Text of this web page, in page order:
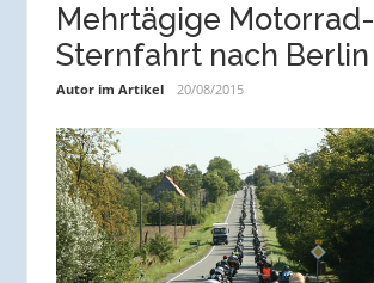
Mehrtägige Motorrad-
Sternfahrt nach Berlin
Autor im Artikel 20/08/2015